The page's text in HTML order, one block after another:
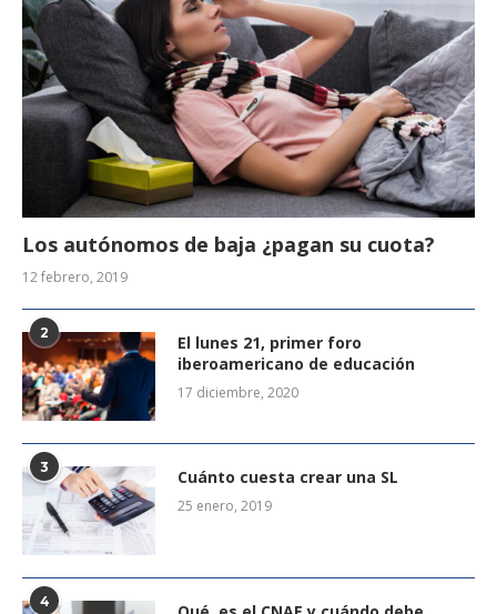
Los autónomos de baja ¿pagan su cuota?
12 febrero, 2019
2
El lunes 21, primer foro
iberoamericano de educación
17 diciembre, 2020
3 Cuánto cuesta crear una SL
25 enero, 2019
4